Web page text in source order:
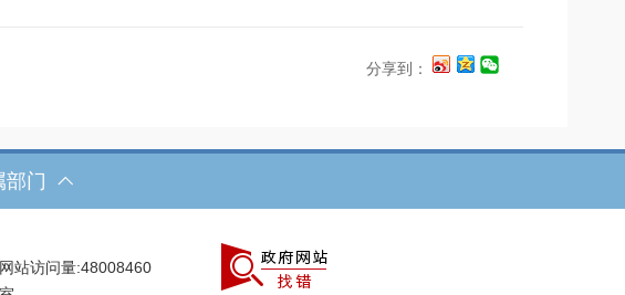
分享到：
部门
网站访问量:48008460